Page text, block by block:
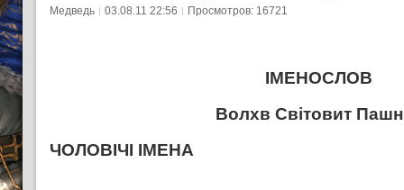
Медведь 03.08.11 22:56 Просмотров: 16721
IМЕНОСЛОВ
Волхв Світовит
ЧОЛОВIЧI IМЕНА